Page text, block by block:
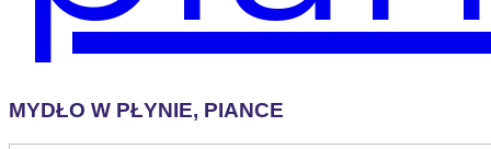
MYDŁO W PŁYNIE, PIANCE